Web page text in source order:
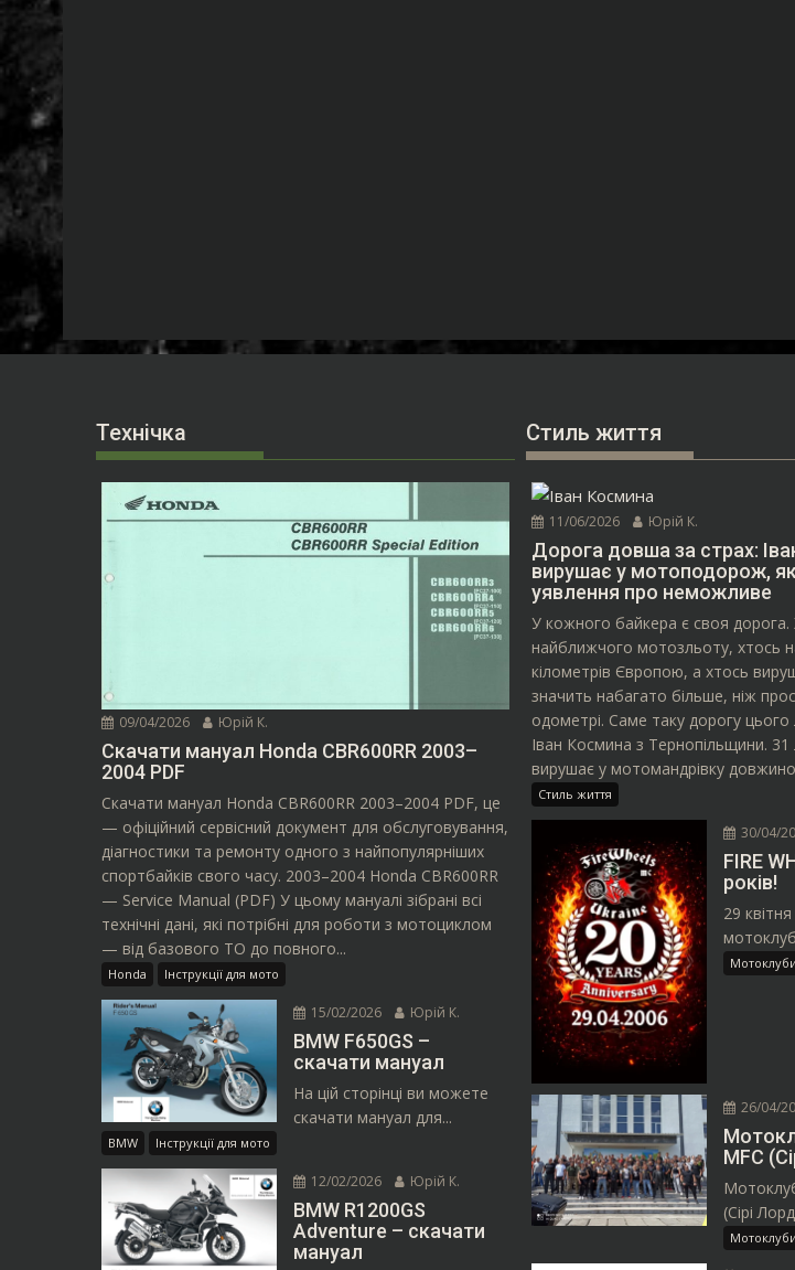
Технічка
09/04/2026 Юрій К.
Скачати мануал Honda CBR600RR 2003–
2004 PDF
Скачати мануал Honda CBR600RR 2003–2004 PDF, це
— офіційний сервісний документ для обслуговування,
діагностики та ремонту одного з найпопулярніших
спортбайків свого часу. 2003–2004 Honda CBR600RR
— Service Manual (PDF) У цьому мануалі зібрані всі
технічні дані, які потрібні для роботи з мотоциклом
— від базового ТО до повного...
Honda Інструкції для мото
15/02/2026 Юрій К.
BMW F650GS –
скачати мануал
На цій сторінці ви можете
скачати мануал для...
BMW Інструкції для мото
12/02/2026 Юрій К.
BMW R1200GS
Adventure – скачати
мануал
Стиль життя
11/06/2026 Юрій К.
Дорога довша за страх:
вирушає у мотоподорож,
уявлення про неможливе
У кожного байкера є своя дорога.
найближчого мотозльоту, хтось
кілометрів Європою, а хтось
значить набагато більше, ніж
одометрі. Саме таку дорогу цього
Іван Космина з Тернопільщини. 31
вирушає у мотомандрівку
Стиль життя
30/04/
FIRE
років!
29
Мотоклуби
26/04/
MFC
(Сірі
Мотоклуби